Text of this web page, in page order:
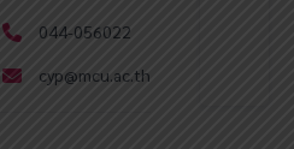
044-056022
cyp@mcu.ac.th